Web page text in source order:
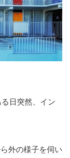
日突然、イン
外の様子を伺い